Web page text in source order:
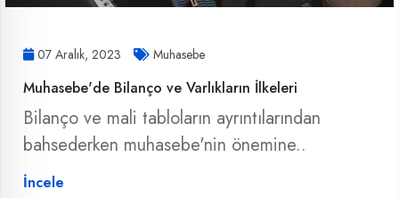
07 Aralık, 2023 Muhasebe
Muhasebe'de Bilanço ve Varlıkların İlkeleri
Bilanço ve mali tabloların ayrıntılarından
bahsederken muhasebe'nin önemine..
İncele